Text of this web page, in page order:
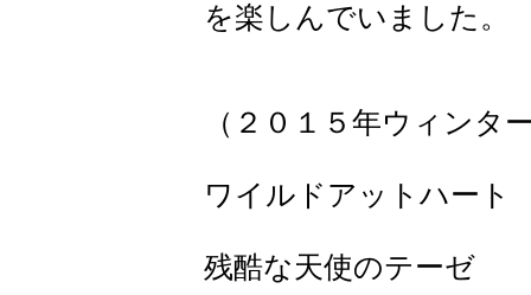
を楽しんでいました。
（２０１５年ウィンタ
ワイルドアットハート
残酷な天使のテーゼ